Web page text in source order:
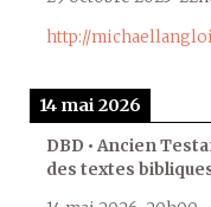
http://
14 mai 2026
DBD • Ancien
des textes